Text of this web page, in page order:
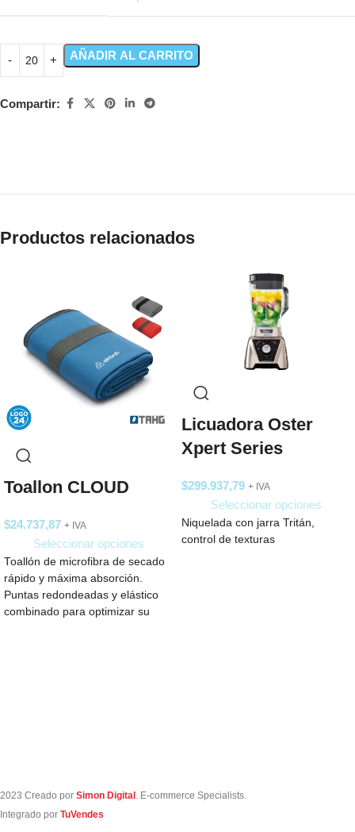
AÑADIR AL CARRITO
Compartir:
Productos relacionados
Toallon CLOUD
$24.737,87 + IVA
Seleccionar opciones
Toallón de microfibra de secado
rápido y máxima absorción.
Puntas redondeadas y elástico
combinado para optimizar su
Licuadora Oster
Xpert Series
$299.937,79 + IVA
Seleccionar opciones
Niquelada con jarra Tritán,
control de texturas
2023 Creado por Simon Digital . E-commerce Specialists.
Integrado por TuVendes